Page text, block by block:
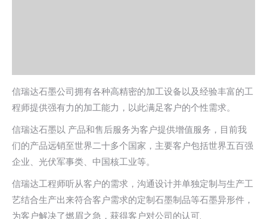
信瑞达石墨公司拥有各种高精密的加工设备以及经验丰富的工
程师提供强有力的加工能力，以此满足客户的个性需求。
信瑞达石墨以 产品和售后服务为客户提供增值服务，目前我
们的产品远销至世界二十多个国家，主要客户包括世界五百强
企业、光伏军事类、中国核工业等。
信瑞达工程师听从客户的需求，沟通设计并单独定制与生产工
艺结合生产出来符合客户需求的定制石墨制品等石墨异形件，
为客户解决了燃眉之急，获得客户对公司的认可.